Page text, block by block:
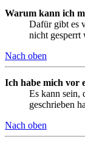
Warum kann ich
Dafür gibt es
nicht gesperrt
Nach oben
Ich habe mich vor
Es kann sein,
geschrieben
Nach oben